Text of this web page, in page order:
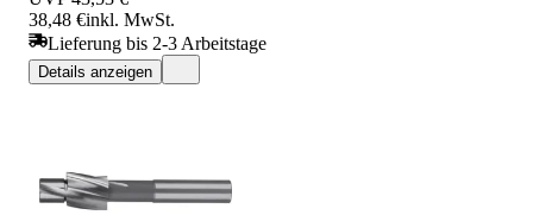
38,48 €inkl. MwSt.
Lieferung bis 2-3 Arbeitstage
Details anzeigen